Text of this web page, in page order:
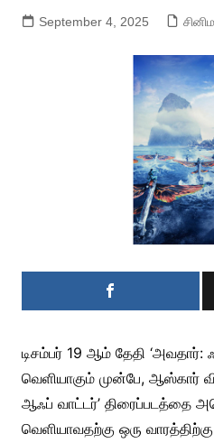
September 4, 2025
டிசம்பர் 19 ஆம் தேதி ‘அவதார்:
வெளியாகும் முன்பே, ஆஸ்கார்
ஆஃப் வாட்டர்’ திரைப்படத்தை
வெளியாவதற்கு ஒரு